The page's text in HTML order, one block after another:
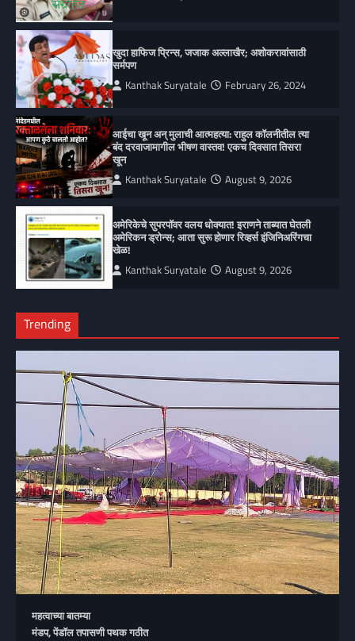
खुदा हाफिज प्रिन्स, जजाक अल्लाखैर; अशोकरावांसाठी
सर्मपण
Kanthak Suryatale February 26, 2024
आईचा खून अन् मुलाची आत्महत्या: राहुल कॉलनीतील त्या
बंद दरवाजामागील भीषण वास्तव! एकच दिवसात तिसरा
खून
Kanthak Suryatale August 9, 2026
अमेरिकेचे सुपरपॉवर वलय धोक्यात! इराणने ताब्यात घेतली
अमेरिकन ड्रोन्स; आता सुरू होणार रिव्हर्स इंजिनिअरिंगचा
खेळ!
Kanthak Suryatale August 9, 2026
Trending
महत्वाच्या बातम्या
मंडप, पेंडॉल तपासणी पथक गठीत